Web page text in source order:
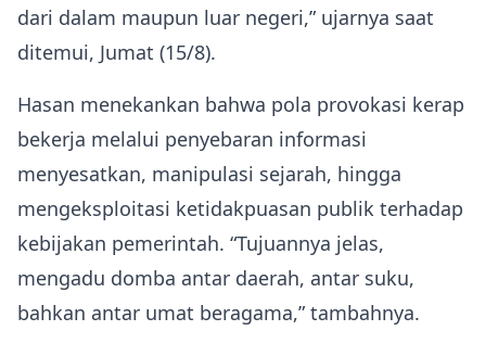
dari dalam maupun luar negeri,” ujarnya saat
ditemui, Jumat (15/8).
Hasan menekankan bahwa pola provokasi kerap
bekerja melalui penyebaran informasi
menyesatkan, manipulasi sejarah, hingga
mengeksploitasi ketidakpuasan publik terhadap
kebijakan pemerintah. “Tujuannya jelas,
mengadu domba antar daerah, antar suku,
bahkan antar umat beragama,” tambahnya.